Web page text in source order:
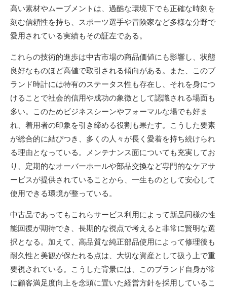
高い素材やムーブメントは、過酷な環境下でも正確な時刻を
刻む信頼性を持ち、スポーツ選手や冒険家など多様な分野で
愛用されている実績もその証左である。
これらの技術的進歩は中古市場の商品価値にも影響し、状態
良好なものほど高値で取引される傾向がある。また、このブ
ランド時計には特有のステータス性も存在し、それを身につ
けることで社会的信用や成功の象徴として認識される場面も
多い。このためビジネスシーンやフォーマルな場でも好ま
れ、着用者の印象を引き締める役割も果たす。こうした要素
が総合的に結びつき、多くの人々が長く愛着を持ち続けられ
る理由となっている。メンテナンス面についても充実してお
り、定期的なオーバーホールや部品交換など専門的なケアサ
ービスが提供されていることから、一生ものとして安心して
使用できる環境が整っている。
中古品であってもこれらサービス利用によって新品同様の性
能回復が期待でき、長期的な視点で考えると非常に賢明な選
択となる。加えて、高品質な純正部品使用によって修理後も
耐久性と美観が保たれる点は、大切な資産として扱う上で重
要視されている。こうした背景には、このブランド自身が常
に顧客満足度向上を念頭に置いた経営方針を採用しているこ